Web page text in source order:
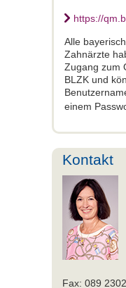
https://
Alle
Zahnärzte
Zugang zum
BLZK und
einem
Kontakt
Fax: 089